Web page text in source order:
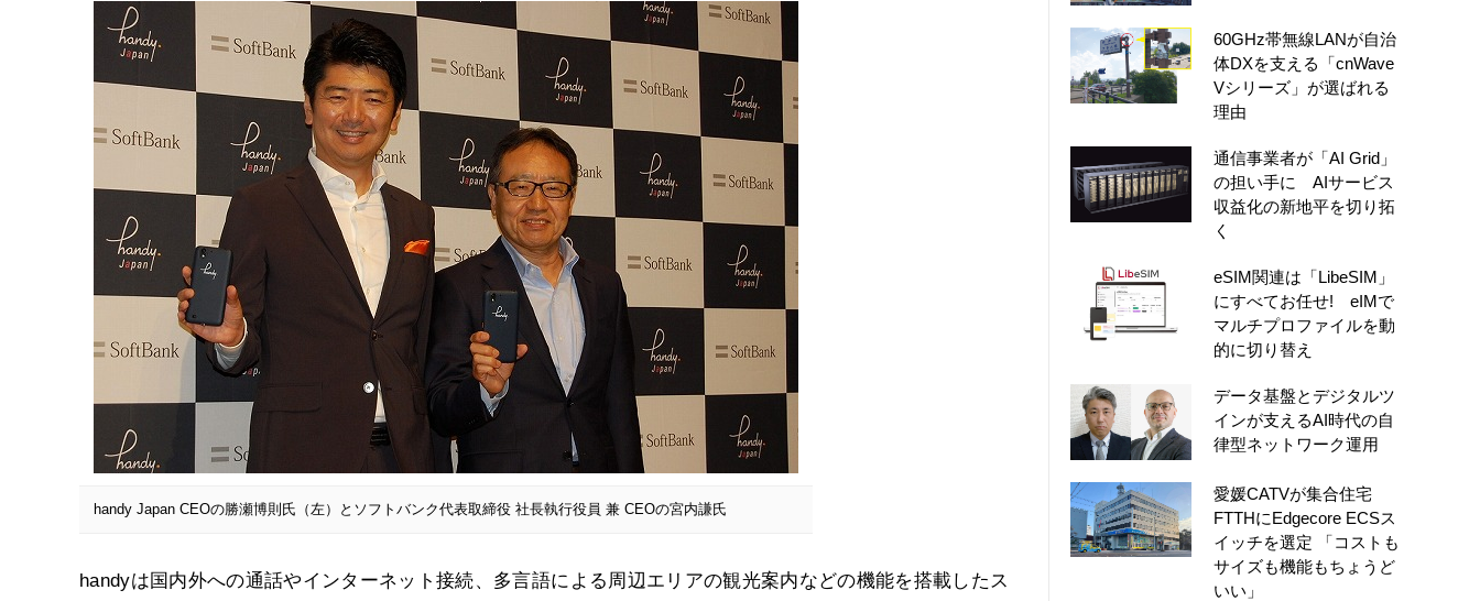
handy Japan CEOの勝瀬博則氏（左）とソフトバンク代表取締役 社長執行役員 兼 CEOの宮内謙氏
handyは国内外への通話やインターネット接続、多言語による周辺エリアの観光案内などの機能を搭載したス
60GHz帯無線LANが自治
体DXを支える「cnWave
Vシリーズ」が選ばれる
理由
通信事業者が「AI Grid」
の担い手に AIサービス
収益化の新地平を切り拓
く
eSIM関連は「LibeSIM」
にすべてお任せ! eIMで
マルチプロファイルを動
的に切り替え
データ基盤とデジタルツ
インが支えるAI時代の自
律型ネットワーク運用
愛媛CATVが集合住宅
FTTHにEdgecore ECSス
イッチを選定 「コストも
サイズも機能もちょうど
いい」